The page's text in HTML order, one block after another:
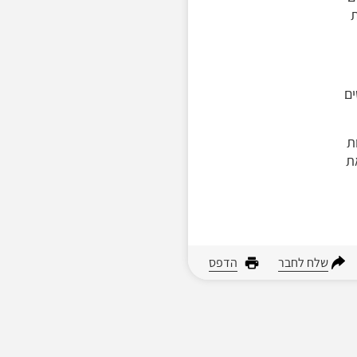
את
שלח לחבר הדפס